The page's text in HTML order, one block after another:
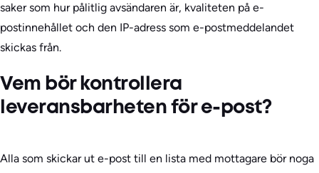
saker som hur pålitlig avsändaren är, kvaliteten på e-
postinnehållet och den IP-adress som e-postmeddelandet
skickas från.
Vem bör kontrollera
leveransbarheten för e-post?
Alla som skickar ut e-post till en lista med mottagare bör noga